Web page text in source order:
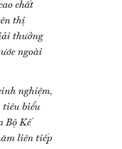
chất
thị
thưởng
ngoài
nghiệm,
tiêu biểu
Bộ Kế
liên tiếp